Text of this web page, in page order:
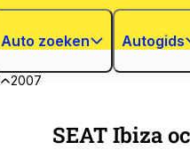
Auto zoeken Autogids
2007
SEAT Ibiza